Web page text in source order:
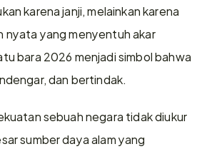
karena janji, melainkan karena
nyata yang menyentuh akar
bara 2026 menjadi simbol bahwa
dan bertindak.
sebuah negara tidak diukur
sumber daya alam yang